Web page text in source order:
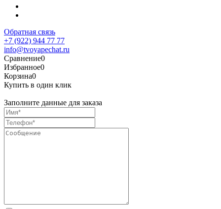
Обратная связь
+7 (922) 944 77 77
info@tvoyapechat.ru
Сравнение0
Избранное0
Корзина0
Купить в один клик
Заполните данные для заказа